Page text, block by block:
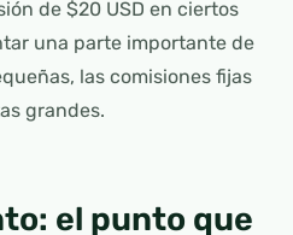
de $20 USD en ciertos
una parte importante de
las comisiones fijas
grandes.
el punto que